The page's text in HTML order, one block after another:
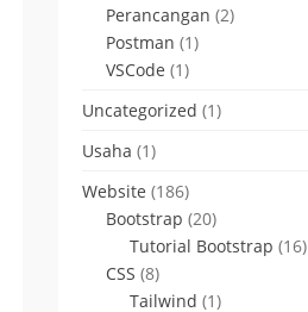
Perancangan (2)
Postman (1)
VSCode (1)
Uncategorized (1)
Usaha (1)
Website (186)
Bootstrap (20)
Tutorial Bootstrap (16)
CSS (8)
Tailwind (1)